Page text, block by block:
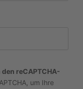
reCAPTCHA-
um Ihre